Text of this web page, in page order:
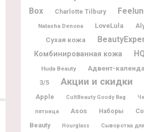
Рождественские
Balm, 111Skin 2018
Box
Charlotte Tilbury
Natasha Denona LoveLula
Сухая кожа
Комбинированная кожа
Huda Beauty Адвент-
3/5 Акции и скидки
Apple
CultBeauty Goody Bag
пятница Asos Наборы
Beauty
Hourglass Сыворотка